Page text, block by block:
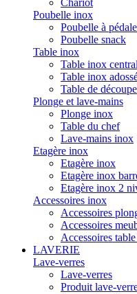
Chariot
Poubelle inox
Poubelle à
Poubelle snack
Table inox
Table inox
Table inox
Table de
Plonge et lave-mains
Plonge inox
Table du chef
Lave-mains inox
Etagère inox
Etagère inox
Etagère inox
Etagère inox 2
Accessoires inox
Accessoires
Accessoires
Accessoires
LAVERIE
Lave-verres
Lave-verres
Produit lave-